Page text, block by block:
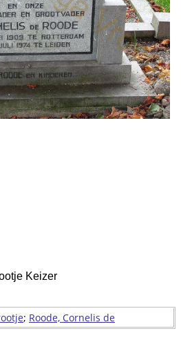
Keizer
; Roode, Cornelis de